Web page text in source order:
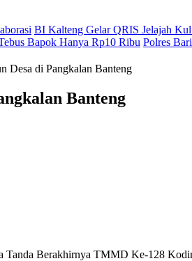
BI Kalteng Gelar QRIS Jelajah
Bapok Hanya Rp10 Ribu Polres
Desa di Pangkalan Banteng
Banteng
Berakhirnya TMMD Ke-128